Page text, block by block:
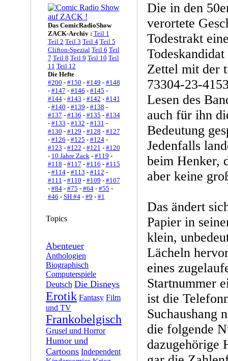
Das ComicRadioShow
ZACK-Archiv : Teil 1
Teil 2 Teil 3 Teil 4 Teil 5
Clifton-Spezial Teil 6 Teil
7 Teil 8 Teil 9 Teil 10 Teil
11 Teil 12
Die Hefte
#200 - #150 - #149 - #148
- #147 - #146 - #145 -
#144- #143 - #142 - #141
- #140 - #139 - #138 -
#137 - #136 - #135 - #134
- #133 - #132 - #131 -
#130 - #129 - #128 - #127
- #126 - #125 - #124-
#123 - #122 - #121 - #120
- 10 Jahre Zack- #119 -
#118 - #117 - #116 - #115
- #114- #113 - #112 -
#111 - #110 - #109 - #107
- #84- #75 - #64- #55 -
#46 - SH #4- #9 - #1
Topics
Abenteuer
Anthologien
Biographisch
Computerspiele
Deutsch Die Disneys
Erotik Fantasy Film
und TV
Frankobelgisch
Grusel und Horror
Humor und
Cartoons Independent
Die in den
verortete
Todestrakt
Zettel mit der
73304-23-
Lesen des
auch für ihn
Bedeutung
Jedenfalls
beim Henker,
aber keine
Das ändert
Papier in
klein,
Lächeln
eines
Startnummer
ist die
Suchaushang
die folgende
dazugehörige